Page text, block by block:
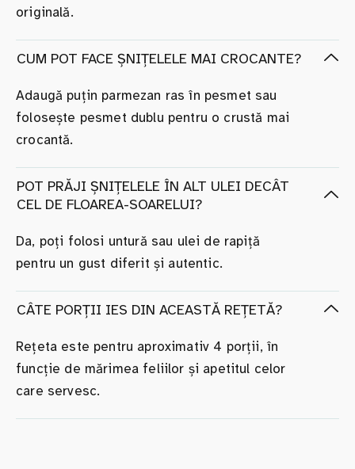
originală.
CUM POT FACE ȘNIȚELELE MAI CROCANTE?
Adaugă puțin parmezan ras în pesmet sau
folosește pesmet dublu pentru o crustă mai
crocantă.
POT PRĂJI ȘNIȚELELE ÎN ALT ULEI DECÂT
CEL DE FLOAREA-SOARELUI?
Da, poți folosi untură sau ulei de rapiță
pentru un gust diferit și autentic.
CÂTE PORȚII IES DIN ACEASTĂ REȚETĂ?
Rețeta este pentru aproximativ 4 porții, în
funcție de mărimea feliilor și apetitul celor
care servesc.